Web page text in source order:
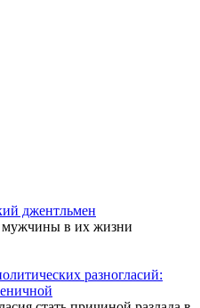
джентльмен
в их жизни
разногласий: